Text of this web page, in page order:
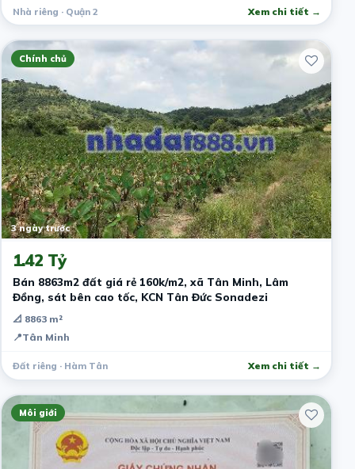
Nhà riêng · Quận 2 Xem chi tiết →
Chính chủ
3 ngày trước
1.42 Tỷ
Bán 8863m2 đất giá rẻ 160k/m2, xã Tân Minh, Lâm
Đồng, sát bên cao tốc, KCN Tân Đức Sonadezi
📐 8863 m²
📍Tân Minh
Đất riêng · Hàm Tân Xem chi tiết →
Môi giới